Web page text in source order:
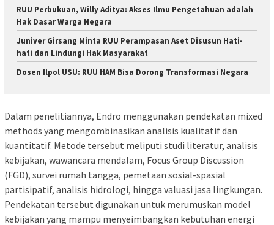
RUU Perbukuan, Willy Aditya: Akses Ilmu Pengetahuan adalah
Hak Dasar Warga Negara
Juniver Girsang Minta RUU Perampasan Aset Disusun Hati-
hati dan Lindungi Hak Masyarakat
Dosen Ilpol USU: RUU HAM Bisa Dorong Transformasi Negara
Dalam penelitiannya, Endro menggunakan pendekatan mixed
methods yang mengombinasikan analisis kualitatif dan
kuantitatif. Metode tersebut meliputi studi literatur, analisis
kebijakan, wawancara mendalam, Focus Group Discussion
(FGD), survei rumah tangga, pemetaan sosial-spasial
partisipatif, analisis hidrologi, hingga valuasi jasa lingkungan.
Pendekatan tersebut digunakan untuk merumuskan model
kebijakan yang mampu menyeimbangkan kebutuhan energi